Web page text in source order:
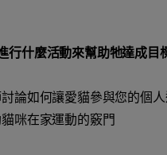
行什麼活動來幫助牠達成目
論如何讓愛貓參與您的個
咪在家運動的竅門